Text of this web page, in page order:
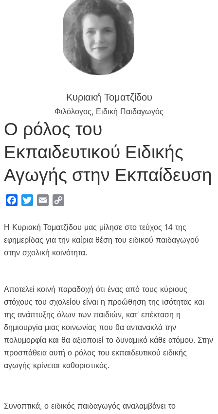
Κυριακή Τοματζίδου
Φιλόλογος, Ειδική Παιδαγωγός
Ο ρόλος του
Εκπαιδευτικού Ειδικής
Αγωγής στην Εκπαίδευση
c
b
o
i
t
e
a
p
L
i
Η Κυριακή Τοματζίδου μας μίλησε στο τεύχος 14 της
εφημερίδας για την καίρια θέση του ειδικού παιδαγωγού
στην σχολική κοινότητα.
Αποτελεί κοινή παραδοχή ότι ένας από τους κύριους
στόχους του σχολείου είναι η προώθηση της ισότητας και
της ανάπτυξης όλων των παιδιών, κατ’ επέκταση η
δημιουργία μιας κοινωνίας που θα αντανακλά την
πολυμορφία και θα αξιοποιεί το δυναμικό κάθε ατόμου. Στην
προσπάθεια αυτή ο ρόλος του εκπαιδευτικού ειδικής
αγωγής κρίνεται καθοριστικός.
Συνοπτικά, ο ειδικός παιδαγωγός αναλαμβάνει το